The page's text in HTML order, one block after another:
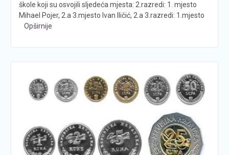
škole koji su osvojili sljedeća mjesta: 2.razredi: 1. mjesto
Mihael Pojer, 2.a 3.mjesto Ivan Iličić, 2.a 3.razredi: 1.mjesto
Opširnije